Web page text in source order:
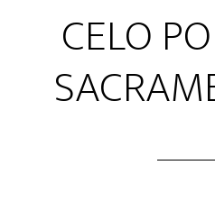
CELO